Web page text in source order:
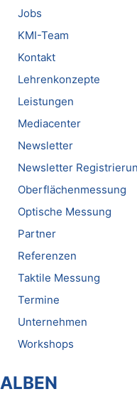
Jobs
KMI-Team
Kontakt
Lehrenkonzepte
Leistungen
Mediacenter
Newsletter
Newsletter
Oberflächenmessung
Optische Messung
Partner
Referenzen
Taktile Messung
Termine
Unternehmen
Workshops
ALBEN